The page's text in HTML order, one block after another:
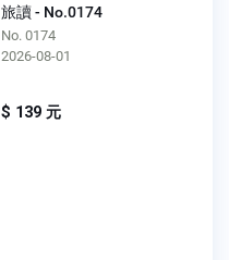
旅讀 - No.0174
No. 0174
2026-08-01
$ 139 元